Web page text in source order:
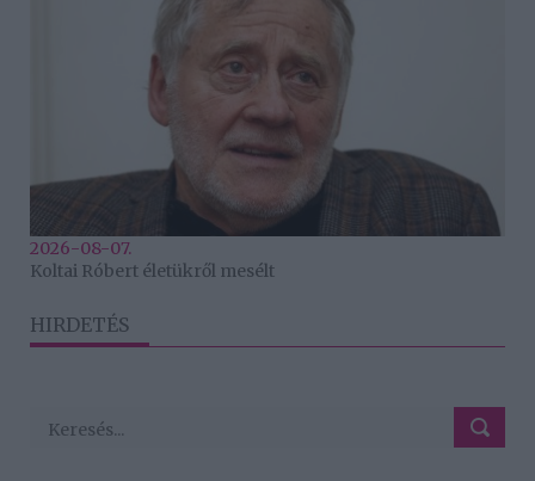
2026-08-07.
Koltai Róbert életükről mesélt
HIRDETÉS